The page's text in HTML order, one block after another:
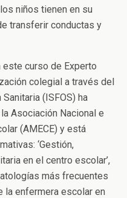
niños tienen en su
transferir conductas y
curso de Experto
colegial a través del
(ISFOS) ha
Asociación Nacional e
(AMECE) y está
‘Gestión,
en el centro escolar’,
más frecuentes
la enfermera escolar en